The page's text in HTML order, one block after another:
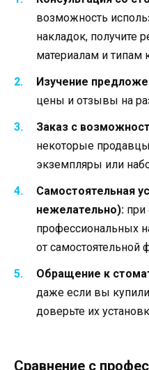
возможность
накладок, получите
материалам и типам
Изучение
цены и отзывы на
Заказ с
некоторые
экземпляры или
Самостоятельная
нежелательно): при
профессиональных
от самостоятельной
Обращение к
даже если вы
доверьте их
Сравнение с